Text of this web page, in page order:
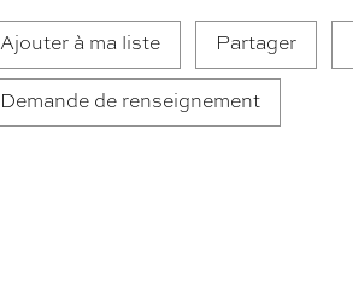
Ajouter à ma liste Partager
Demande de renseignement